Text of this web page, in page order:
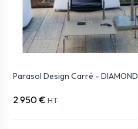
Parasol Design Carré - DIAMOND
2 950 € HT